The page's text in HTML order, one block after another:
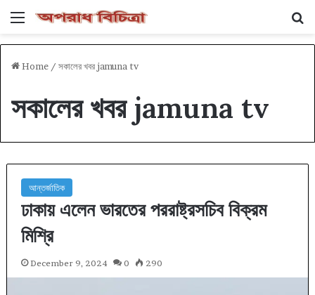
Menu
Home / সকালের খবর jamuna tv
সকালের খবর jamuna tv
আন্তর্জাতিক
ঢাকায় এলেন ভারতের পররাষ্ট্রসচিব বিক্রম
মিশ্রি
December 9, 2024 0 290